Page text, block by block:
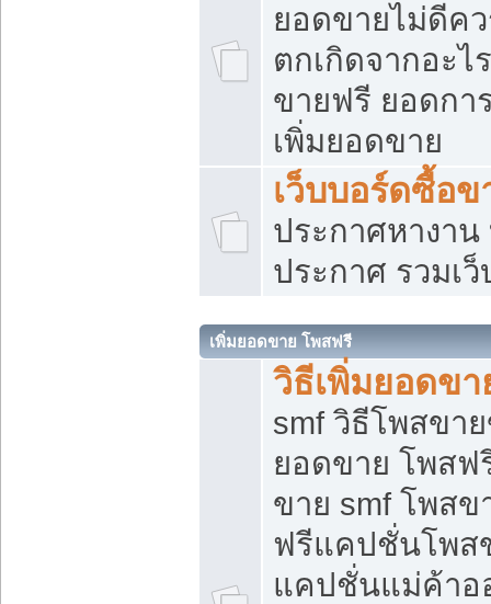
ยอดขายไม่ดีค
ตกเกิดจากอะไ
ขายฟรี ยอดกา
เพิ่มยอดขาย
เว็บบอร์ดซื้อข
ประกาศหางาน
ประกาศ รวมเ
เพิ่มยอดขาย โพสฟรี
วิธีเพิ่มยอดข
smf วิธีโพสขา
ยอดขาย โพสฟ
ขาย smf โพส
ฟรีแคปชั่นโพส
แคปชั่นแม่ค้า